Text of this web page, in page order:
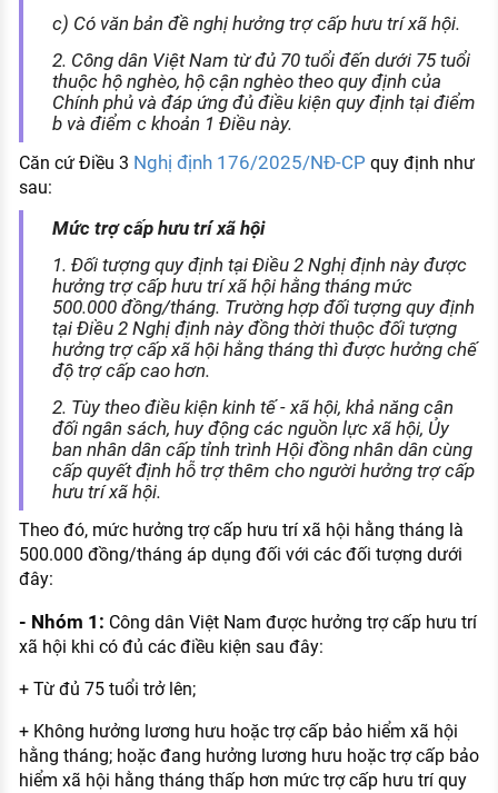
c) Có văn bản đề nghị hưởng trợ cấp hưu trí xã hội.
2. Công dân Việt Nam từ đủ 70 tuổi đến dưới 75 tuổi
thuộc hộ nghèo, hộ cận nghèo theo quy định của
Chính phủ và đáp ứng đủ điều kiện quy định tại điểm
b và điểm c khoản 1 Điều này.
Căn cứ Điều 3 Nghị định 176/2025/NĐ-CP quy định như
sau:
Mức trợ cấp hưu trí xã hội
1. Đối tượng quy định tại Điều 2 Nghị định này được
hưởng trợ cấp hưu trí xã hội hằng tháng mức
500.000 đồng/tháng. Trường hợp đối tượng quy định
tại Điều 2 Nghị định này đồng thời thuộc đối tượng
hưởng trợ cấp xã hội hằng tháng thì được hưởng chế
độ trợ cấp cao hơn.
2. Tùy theo điều kiện kinh tế - xã hội, khả năng cân
đối ngân sách, huy động các nguồn lực xã hội, Ủy
ban nhân dân cấp tỉnh trình Hội đồng nhân dân cùng
cấp quyết định hỗ trợ thêm cho người hưởng trợ cấp
hưu trí xã hội.
Theo đó, mức hưởng trợ cấp hưu trí xã hội hằng tháng là
500.000 đồng/tháng áp dụng đối với các đối tượng dưới
đây:
- Nhóm 1: Công dân Việt Nam được hưởng trợ cấp hưu trí
xã hội khi có đủ các điều kiện sau đây:
+ Từ đủ 75 tuổi trở lên;
+ Không hưởng lương hưu hoặc trợ cấp bảo hiểm xã hội
hằng tháng; hoặc đang hưởng lương hưu hoặc trợ cấp bảo
hiểm xã hội hằng tháng thấp hơn mức trợ cấp hưu trí quy